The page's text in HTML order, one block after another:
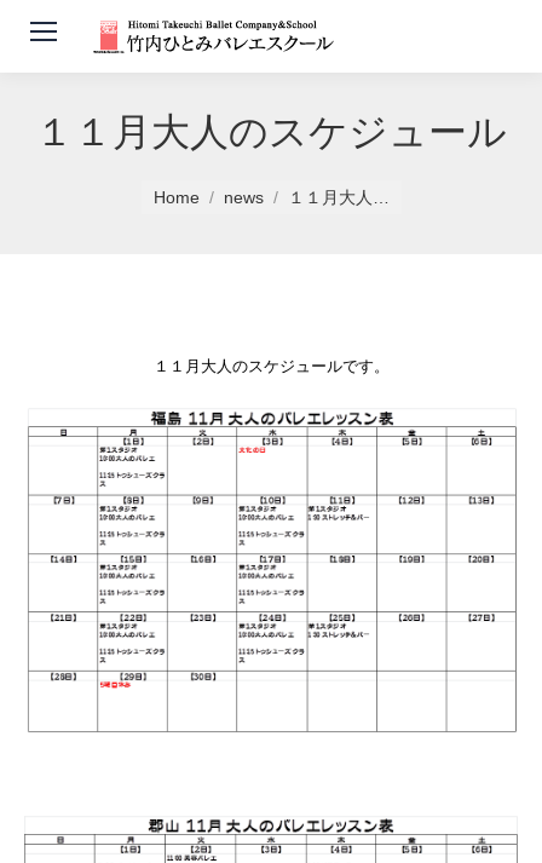
１１月大人のスケジュール
Home news １１月大人…
１１月大人のスケジュールです。